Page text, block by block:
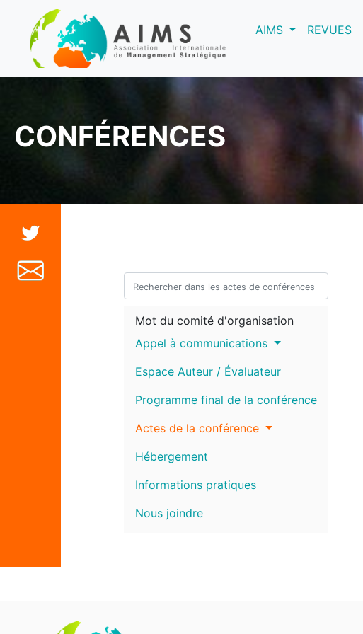
AIMS(current)REVUES
CONFÉRENCES
Mot du comité d'organisation
Appel à communications
Espace Auteur / Évaluateur
Programme final de la conférence
Actes de la conférence
Hébergement
Informations pratiques
Nous joindre